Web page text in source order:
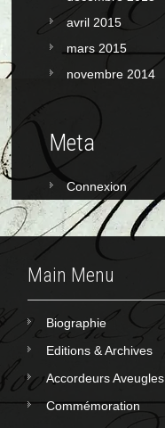
avril 2015
mars 2015
novembre 2014
Meta
Connexion
Main Menu
Biographie
Editions & Archives
Accordeurs Aveugles
Commémoration